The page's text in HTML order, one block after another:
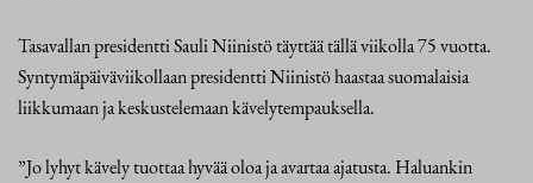
Tasavallan presidentti Sauli Niinistö täyttää tällä viikolla 75 vuotta.
Syntymäpäiväviikollaan presidentti Niinistö haastaa suomalaisia
liikkumaan ja keskustelemaan kävelytempauksella.
”Jo lyhyt kävely tuottaa hyvää oloa ja avartaa ajatusta. Haluankin